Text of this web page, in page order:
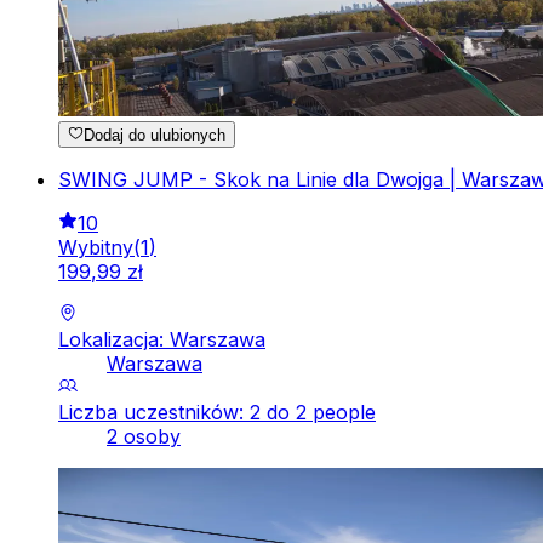
Dodaj do ulubionych
SWING JUMP - Skok na Linie dla Dwojga |
10
Wybitny(1)
199,99 zł
Lokalizacja: Warszawa
Warszawa
Liczba uczestników: 2 do 2 people
2 osoby